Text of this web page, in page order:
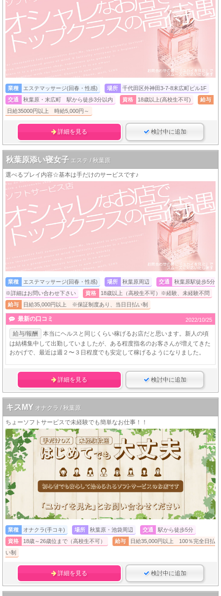
業種 エステマッサージ(回春・性感) 場所
千代田区外神田3-7-8末広町ビル1F
交通
秋葉原・末広町 駅から徒歩3分以内 資格 18歳以上(高校生不可)
給与
日給35000円以上 時給5,000円～
詳細を見る 検討中に追加
秋葉原添い寝女子 エステ / 秋葉原
選べるプレイ内容☆基本は手だけのサービスです♪
業種 エステマッサージ(回春・性感) 場所 秋葉原周辺 交通
秋葉原駅徒歩5分
※詳細はお問い合わせ下さい
資格
18歳以上（高校生不可）※経験、未経験不問
給与
日給35,000円以上 ※保証制度あり、当日日払い制
最新の口コミ 2022/10/25
給与/報酬
本当にヘルスと同じくらい稼げるお店だと思います。新人の頃
は結構集中して出勤していましたが、ある程度指名のお客さんが増えてきた
おかげで、最近は週２〜３日程度でも安定して稼げるようになりました。
詳細を見る 検討中に追加
キスMY オナクラ / 秋葉原
ちょーソフトサービスで未経験でも簡単なお仕事！！
業種 オナクラ(手コキ) 場所 秋葉原・池袋周辺 交通
駅から徒歩5分
資格
18歳～26歳位まで（高校生不可） 給与
日給35,000円以上 100％完全日払
い制
詳細を見る 検討中に追加